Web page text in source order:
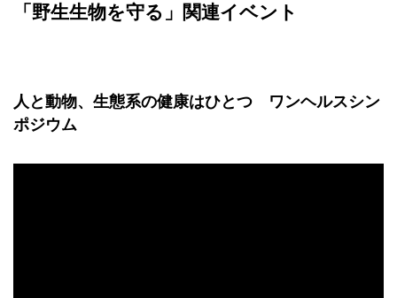
「野生生物を守る」関連イベント
人と動物、生態系の健康はひとつ ワンヘルスシン
ポジウム